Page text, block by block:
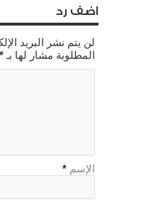
اضف رد
لن يتم نشر البريد
المطلوبة مشار لها بـ*
الإسم *